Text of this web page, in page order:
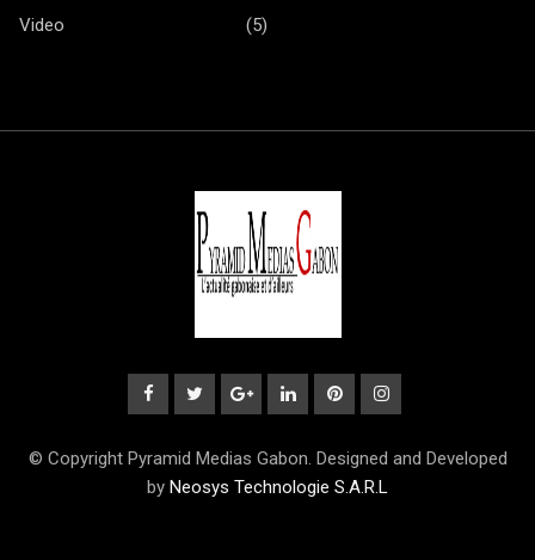
Video
(5)
© Copyright Pyramid Medias Gabon. Designed and Developed
by Neosys Technologie S.A.R.L